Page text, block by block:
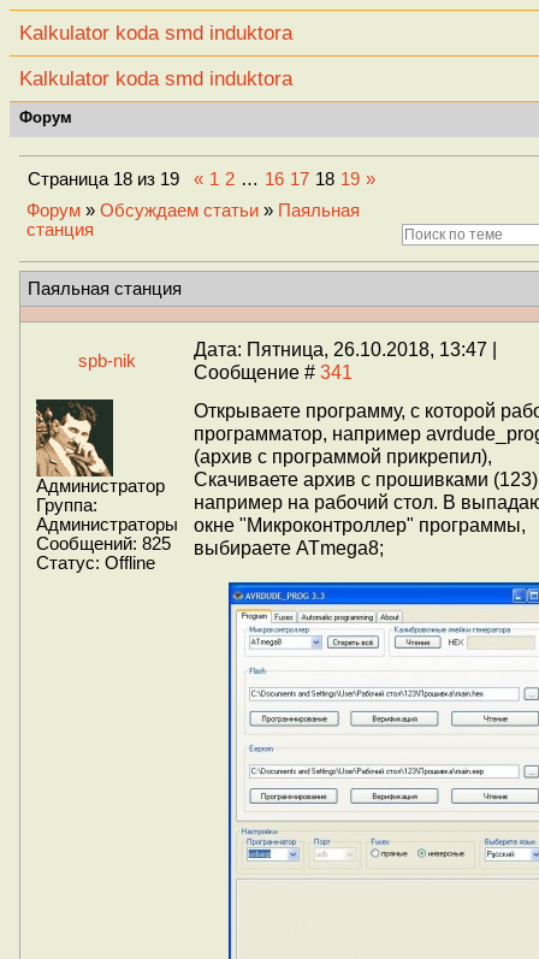
Kalkulator koda smd induktora
Kalkulator koda smd induktora
Форум
Страница 18 из 19 « 1 2 … 16 17 18 19 »
Форум » Обсуждаем статьи » Паяльная
станция
Паяльная станция
spb-nik
Дата: Пятница, 26.10.2018, 13:47 |
Сообщение # 341
Администратор
Группа:
Администраторы
Сообщений: 825
Статус: Offline
Открываете программу, с которой
программатор, например
(архив с программой прикрепил),
Скачиваете архив с прошивками
например на рабочий стол. В
окне "Микроконтроллер" программы,
выбираете ATmega8;